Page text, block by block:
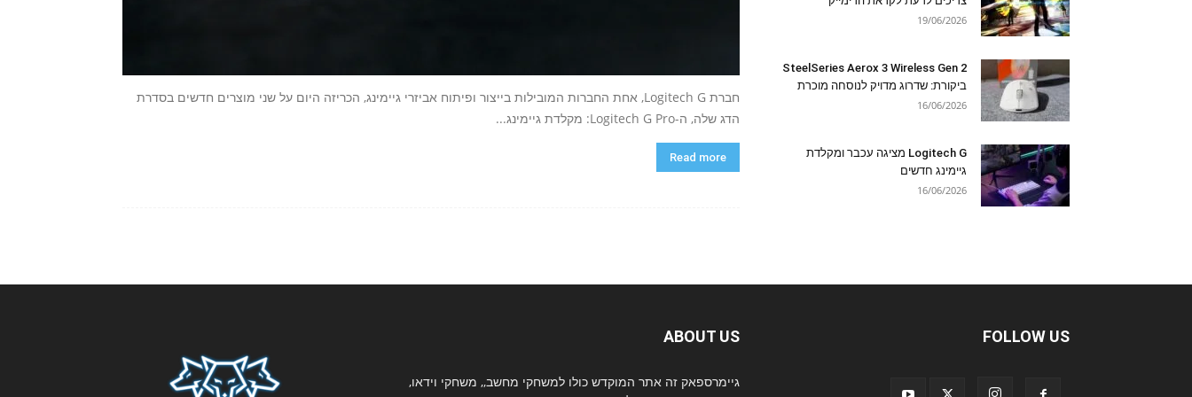
חברת Logitech G, אחת החברות המובילות בייצור ופיתוח אביזרי גיימינג, הכריזה היום על שני מוצרים חדשים בסדרת
הדג שלה, ה-Logitech G Pro: מקלדת גיימינג...
Read more
19/06/2026
SteelSeries Aerox 3 Wireless Gen 2
ביקורת: שדרוג מדויק לנוסחה מוכרת
16/06/2026
Logitech G מציגה עכבר ומקלדת
גיימינג חדשים
16/06/2026
ABOUT US
גיימרספאק זה אתר המוקדש כולו למשחקי מחשב,, משחקי וידאו,
FOLLOW US